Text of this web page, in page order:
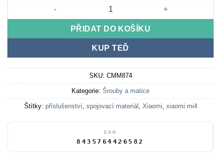
Šroub Fender pro Mi4 - Balení 30 kusů množství
PŘIDAT DO KOŠÍKU
KUP TEĎ
SKU: CMM874
Kategorie: Šrouby a matice
Štítky: příslušenství, spojovací materiál , Xiaomi, xiaomi mi4
EAN
8435764426582